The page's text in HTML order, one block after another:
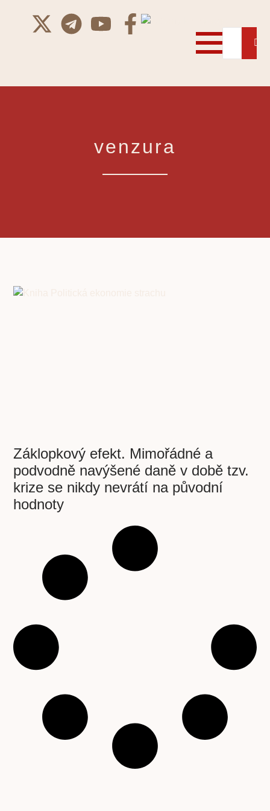
venzura
Záklopkový efekt. Mimořádné a
podvodně navýšené daně v době tzv.
krize se nikdy nevrátí na původní
hodnoty